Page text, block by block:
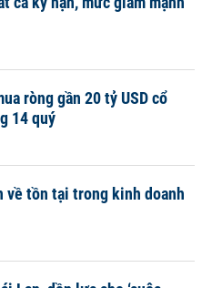
ròng gần 20 tỷ USD cổ
14 quý
về tồn tại trong kinh doanh